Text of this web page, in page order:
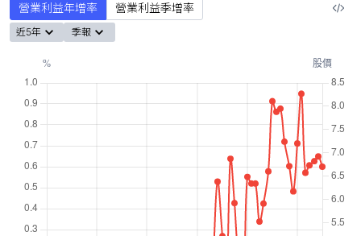
營業利益年增率 營業利益季增率
近5年 季報